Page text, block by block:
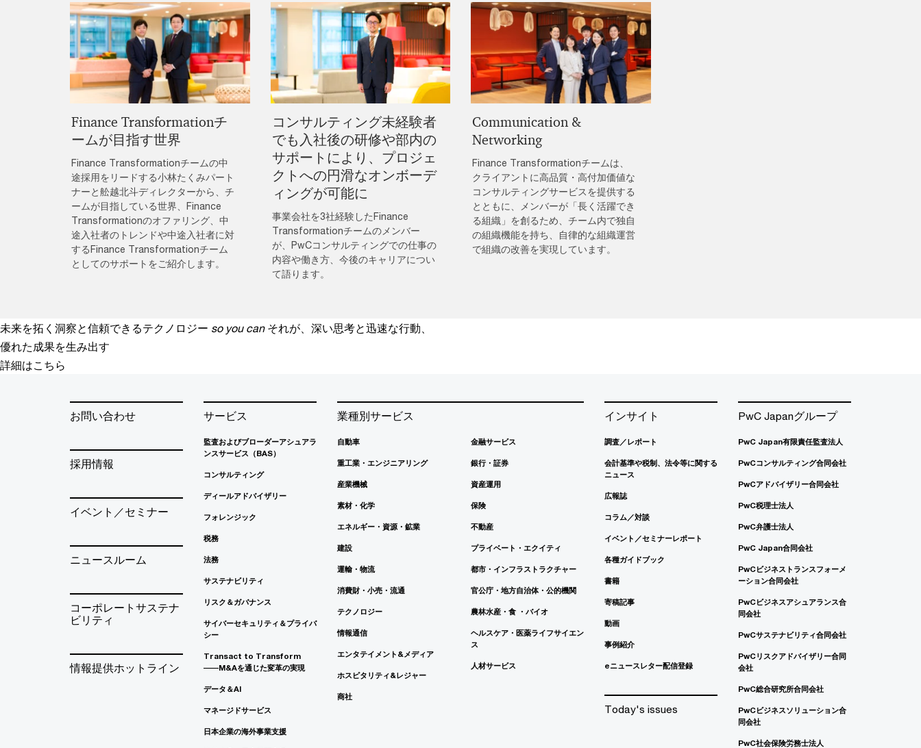
Finance Transformationチ
ームが目指す世界
Finance Transformationチームの中
途採用をリードする小林たくみパート
ナーと舩越北斗ディレクターから、チ
ームが目指している世界、Finance
Transformationのオファリング、中
途入社者のトレンドや中途入社者に対
するFinance Transformationチーム
としてのサポートをご紹介します。
コンサルティング未経験者
でも入社後の研修や部内の
サポートにより、プロジェ
クトへの円滑なオンボーデ
ィングが可能に
事業会社を3社経験したFinance
Transformationチームのメンバー
が、PwCコンサルティングでの仕事の
内容や働き方、今後のキャリアについ
て語ります。
Communication &
Networking
Finance Transformationチームは、
クライアントに高品質・高付加価値な
コンサルティングサービスを提供する
とともに、メンバーが「長く活躍でき
る組織」を創るため、チーム内で独自
の組織機能を持ち、自律的な組織運営
で組織の改善を実現しています。
未来を拓く洞察と信頼できるテクノロジー so you can それが、深い思考と迅速な行動、
優れた成果を生み出す
詳細はこちら
お問い合わせ
採用情報
イベント／セミナー
ニュースルーム
コーポレートサステナ
ビリティ
情報提供ホットライン
サービス
監査およびブローダーアシュアラ
ンスサービス（BAS）
コンサルティング
ディールアドバイザリー
フォレンジック
税務
法務
サステナビリティ
リスク＆ガバナンス
サイバーセキュリティ＆プライバ
シー
Transact to Transform
――M&Aを通じた変革の実現
データ＆AI
マネージドサービス
日本企業の海外事業支援
業種別サービス
自動車
重工業・エンジニアリング
産業機械
素材・化学
エネルギー・資源・鉱業
建設
運輸・物流
消費財・小売・流通
テクノロジー
情報通信
エンタテイメント&メディア
ホスピタリティ&レジャー
商社
金融サービス
銀行・証券
資産運用
保険
不動産
プライベート・エクイティ
都市・インフラストラクチャー
官公庁・地方自治体・公的機関
農林水産・食 ・バイオ
ヘルスケア・医薬ライフサイエン
ス
人材サービス
インサイト
調査／レポート
会計基準や税制、法令等に関する
ニュース
広報誌
コラム／対談
イベント／セミナーレポート
各種ガイドブック
書籍
寄稿記事
動画
事例紹介
eニュースレター配信登録
Today's issues
PwC Japanグループ
PwC Japan有限責任監査法人
PwCコンサルティング合同会社
PwCアドバイザリー合同会社
PwC税理士法人
PwC弁護士法人
PwC Japan合同会社
PwCビジネストランスフォーメ
ーション合同会社
PwCビジネスアシュアランス合
同会社
PwCサステナビリティ合同会社
PwCリスクアドバイザリー合同
会社
PwC総合研究所合同会社
PwCビジネスソリューション合
同会社
PwC社会保険労務士法人